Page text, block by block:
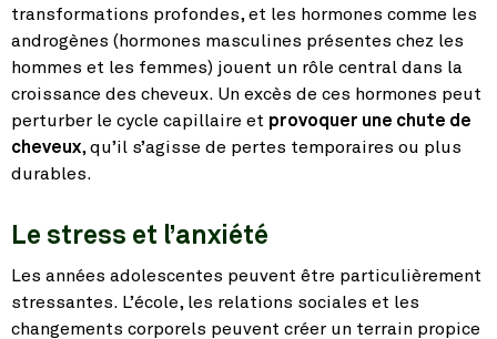
transformations profondes, et les hormones comme les
androgènes (hormones masculines présentes chez les
hommes et les femmes) jouent un rôle central dans la
croissance des cheveux. Un excès de ces hormones peut
perturber le cycle capillaire et provoquer une chute de
cheveux, qu’il s’agisse de pertes temporaires ou plus
durables.
Le stress et l’anxiété
Les années adolescentes peuvent être particulièrement
stressantes. L’école, les relations sociales et les
changements corporels peuvent créer un terrain propice